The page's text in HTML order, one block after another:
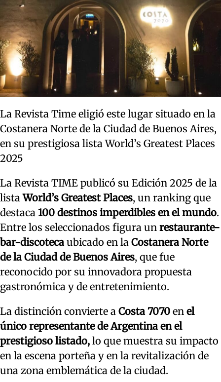
La Revista Time eligió este lugar situado en la
Costanera Norte de la Ciudad de Buenos Aires,
en su prestigiosa lista World’s Greatest Places
2025
La Revista TIME publicó su Edición 2025 de la
listaWorld’s Greatest Places, un ranking que
destaca 100 destinos imperdibles en el mundo.
Entre los seleccionados figura un restaurante-
bar-discoteca ubicado en la Costanera Norte
de la Ciudad de Buenos Aires, que fue
reconocido por su innovadora propuesta
gastronómica y de entretenimiento.
La distinción convierte a Costa 7070 en el
único representante de Argentina en el
prestigioso listado, lo que muestra su impacto
en la escena porteña y en la revitalización de
una zona emblemática de la ciudad.